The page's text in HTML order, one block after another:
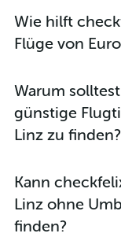
Flüge von
Flüge von
Flüge von Alicante
Flüge von
Flüge von Palermo
Flüge von Oslo-
Flüge von Paris-
Wie hilft
Flüge von
Warum
günstige
Linz zu finden?
Kann
Linz ohne
finden?